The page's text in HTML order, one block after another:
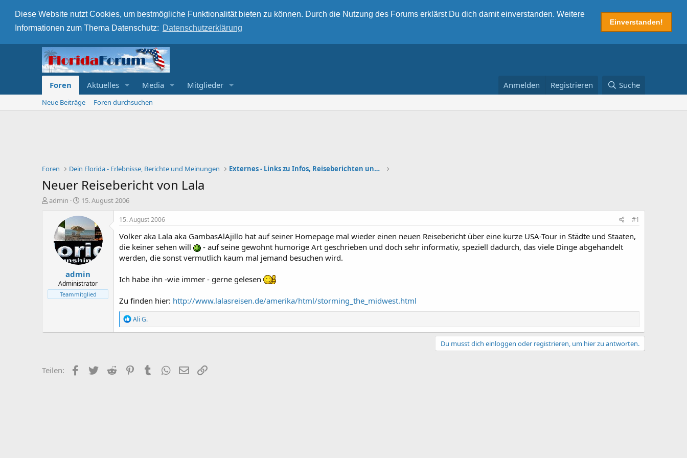
Diese Website nutzt Cookies, um bestmögliche Funktionalität bieten zu können. Durch die Nutzung des Forums erklärst Du dich damit einverstanden. Weitere
Informationen zum Thema Datenschutz: Datenschutzerklärung
Einverstanden!
Foren Aktuelles Media Mitglieder Anmelden Registrieren Suche
Neue Beiträge Foren durchsuchen
Foren Dein Florida - Erlebnisse, Berichte und Meinungen Externes - Links zu Infos, Reiseberichten und Foto
Neuer Reisebericht von Lala
E
admin
E
s
t
e
l
t
a
m
15. August 2006
admin
Administrator
Teammitglied
15. August 2006 #1
Volker aka Lala aka GambasAlAjillo hat auf seiner Homepage mal wieder einen neuen Reisebericht über eine kurze USA-Tour in Städte und Staaten,
die keiner sehen will
- auf seine gewohnt humorige Art geschrieben und doch sehr informativ, speziell dadurch, das viele Dinge abgehandelt
werden, die sonst vermutlich kaum mal jemand besuchen wird.
Ich habe ihn -wie immer - gerne gelesen
Zu finden hier: http://www.lalasreisen.de/amerika/html/storming_the_midwest.html
R
e
a
o
Ali G.
Du musst dich einloggen oder registrieren, um hier zu antworten.
Teilen: Facebook
Twitter Reddit PinterestTumblrWhatsApp
E-Mail